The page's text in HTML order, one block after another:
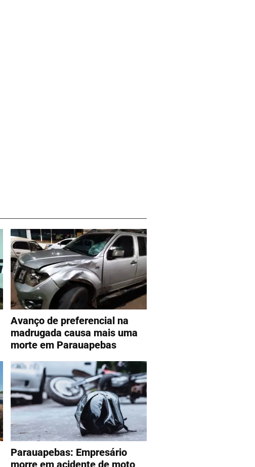
Avanço de preferencial na
madrugada causa mais uma
morte em Parauapebas
Parauapebas: Empresário
morre em acidente de moto